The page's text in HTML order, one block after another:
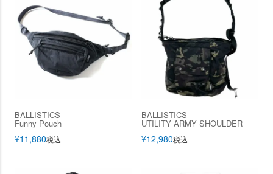
BALLISTICS
Funny Pouch
¥11,880税込
BALLISTICS
UTILITY ARMY SHOULDER
¥12,980税込